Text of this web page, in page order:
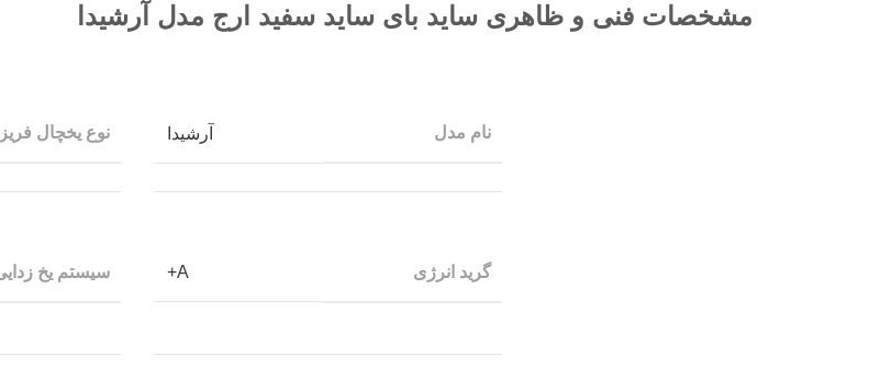
مشخصات فنی و ظاهری ساید بای ساید سفید ارج مدل آرشیدا
نام مدل آرشیدا نوع یخچال
گرید انرژی A+ سیستم یخ